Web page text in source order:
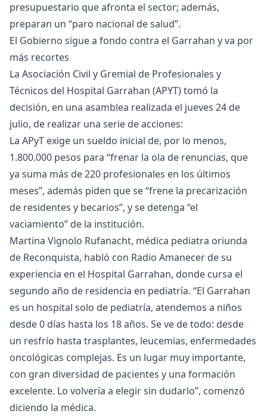
presupuestario que afronta el sector; además,
preparan un “paro nacional de salud”.
El Gobierno sigue a fondo contra el Garrahan y va por
más recortes
La Asociación Civil y Gremial de Profesionales y
Técnicos del Hospital Garrahan (APYT) tomó la
decisión, en una asamblea realizada el jueves 24 de
julio, de realizar una serie de acciones:
La APyT exige un sueldo inicial de, por lo menos,
1.800.000 pesos para “frenar la ola de renuncias, que
ya suma más de 220 profesionales en los últimos
meses”, además piden que se “frene la precarización
de residentes y becarios”, y se detenga “el
vaciamiento” de la institución.
Martina Vignolo Rufanacht, médica pediatra oriunda
de Reconquista, habló con Radio Amanecer de su
experiencia en el Hospital Garrahan, donde cursa el
segundo año de residencia en pediatría. “El Garrahan
es un hospital solo de pediatría, atendemos a niños
desde 0 días hasta los 18 años. Se ve de todo: desde
un resfrío hasta trasplantes, leucemias, enfermedades
oncológicas complejas. Es un lugar muy importante,
con gran diversidad de pacientes y una formación
excelente. Lo volvería a elegir sin dudarlo”, comenzó
diciendo la médica.